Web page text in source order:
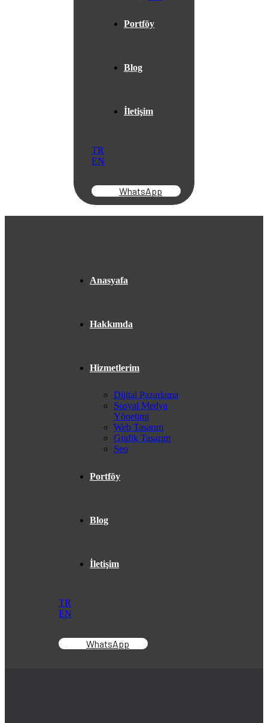
Portföy
Blog
İletişim
TR
EN
WhatsApp
Anasyafa
Hakkımda
Hizmetlerim
Dijital Pazarlama
Sosyal Medya
Yönetimi
Web Tasarım
Grafik Tasarım
Seo
Portföy
Blog
İletişim
TR
EN
WhatsApp